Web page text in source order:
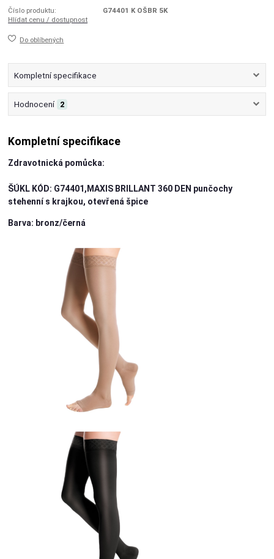
Číslo produktu:
G74401 K OŠBR 5K
Hlídat cenu / dostupnost
Do oblíbených
Kompletní specifikace
Hodnocení 2
Kompletní specifikace
Zdravotnická pomůcka:
ŠÚKL KÓD: G74401,MAXIS BRILLANT 360 DEN punčochy
stehenní s krajkou, otevřená špice
Barva: bronz/černá